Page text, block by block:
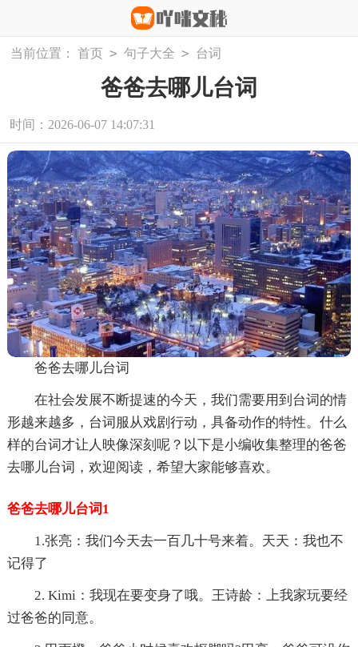
当前位置： 首页 > 句子大全 > 台词
爸爸去哪儿台词
时间：2026-06-07 14:07:31
爸爸去哪儿台词
在社会发展不断提速的今天，我们需要用到台词的情
形越来越多，台词服从戏剧行动，具备动作的特性。什么
样的台词才让人映像深刻呢？以下是小编收集整理的爸爸
去哪儿台词，欢迎阅读，希望大家能够喜欢。
爸爸去哪儿台词1
1.张亮：我们今天去一百几十号来着。天天：我也不
记得了
2. Kimi：我现在要变身了哦。王诗龄：上我家玩要经
过爸爸的同意。